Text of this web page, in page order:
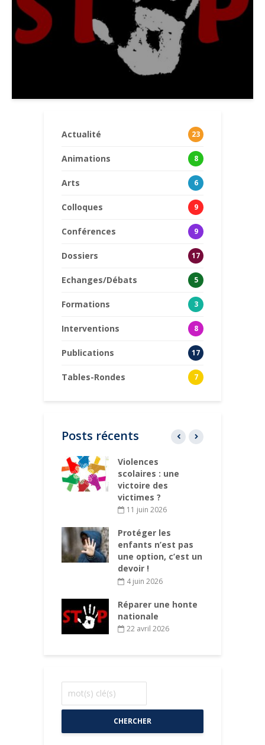
Actualité 23
Animations 8
Arts 6
Colloques 9
Conférences 9
Dossiers 17
Echanges/Débats 5
Formations 3
Interventions 8
Publications 17
Tables-Rondes 7
Posts récents
Violences
scolaires : une
victoire des
victimes ?
11 juin 2026
Protéger les
enfants n’est pas
une option, c’est un
devoir !
4 juin 2026
Réparer une honte
nationale
22 avril 2026
CHERCHER